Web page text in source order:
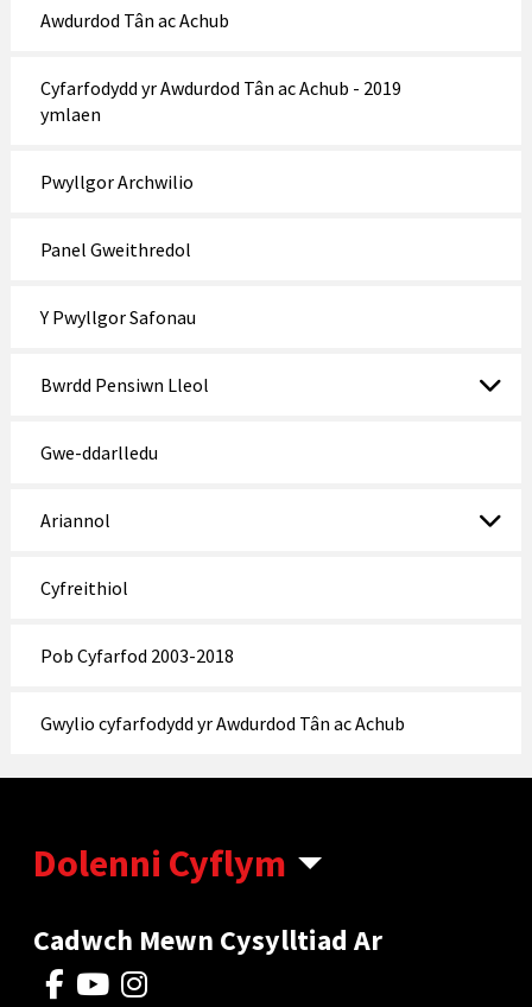
Awdurdod Tân ac Achub
Cyfarfodydd yr Awdurdod Tân ac Achub - 2019
ymlaen
Pwyllgor Archwilio
Panel Gweithredol
Y Pwyllgor Safonau
Bwrdd Pensiwn Lleol
Gwe-ddarlledu
Ariannol
Cyfreithiol
Pob Cyfarfod 2003-2018
Gwylio cyfarfodydd yr Awdurdod Tân ac Achub
Dolenni Cyflym
Cadwch Mewn Cysylltiad Ar